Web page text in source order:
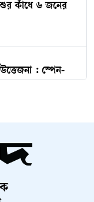
কাঁধে ৬ জনের
: স্পেন-